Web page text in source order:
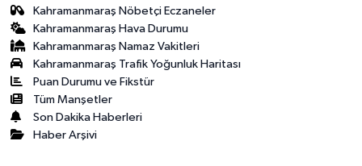
Kahramanmaraş Nöbetçi Eczaneler
Kahramanmaraş Hava Durumu
Kahramanmaraş Namaz Vakitleri
Kahramanmaraş Trafik Yoğunluk Haritası
Puan Durumu ve Fikstür
Tüm Manşetler
Son Dakika Haberleri
Haber Arşivi